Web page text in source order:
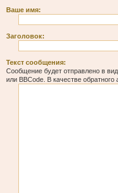
Ваше имя:
Заголовок:
Текст сообщения:
Сообщение будет отправлено в
или BBCode. В качестве